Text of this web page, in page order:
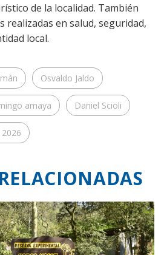
de la localidad. También
realizadas en salud, seguridad,
local.
Osvaldo Jaldo
amaya Daniel Scioli